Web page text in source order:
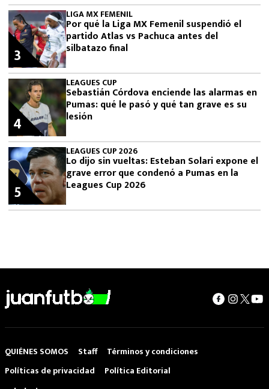
LIGA MX FEMENIL
Por qué la Liga MX Femenil suspendió el
partido Atlas vs Pachuca antes del
silbatazo final
3
LEAGUES CUP
Sebastián Córdova enciende las alarmas en
Pumas: qué le pasó y qué tan grave es su
lesión
4
LEAGUES CUP 2026
Lo dijo sin vueltas: Esteban Solari expone el
grave error que condenó a Pumas en la
Leagues Cup 2026
5
QUIÉNES SOMOS Staff
Términos y condiciones
Políticas de privacidad
Política Editorial